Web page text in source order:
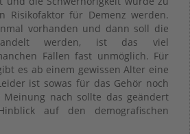
Risikofaktor für Demenz werden.
vorhanden und dann soll die
werden, ist das viel
Fällen fast unmöglich. Für
es ab einem gewissen Alter eine
ist sowas für das Gehör noch
nach sollte das geändert
auf den demografischen